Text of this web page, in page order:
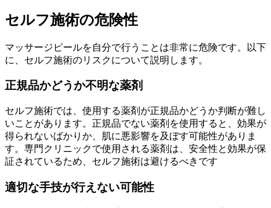
セルフ施術の危険性
マッサージピールを自分で行うことは非常に危険です。以下
に、セルフ施術のリスクについて説明します。
正規品かどうか不明な薬剤
セルフ施術では、使用する薬剤が正規品かどうか判断が難し
いことがあります。正規品でない薬剤を使用すると、効果が
得られないばかりか、肌に悪影響を及ぼす可能性がありま
す。専門クリニックで使用される薬剤は、安全性と効果が保
証されているため、セルフ施術は避けるべきです
適切な手技が行えない可能性